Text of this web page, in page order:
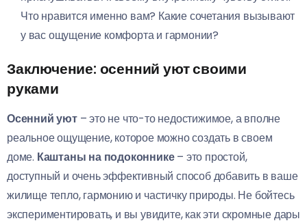
Что нравится именно вам? Какие сочетания вызывают
у вас ощущение комфорта и гармонии?
Заключение: осенний уют своими
руками
Осенний уют– это не что-то недостижимое, а вполне
реальное ощущение, которое можно создать в своем
доме. Каштаны на подоконнике– это простой,
доступный и очень эффективный способ добавить в ваше
жилище тепло, гармонию и частичку природы. Не бойтесь
экспериментировать, и вы увидите, как эти скромные дары